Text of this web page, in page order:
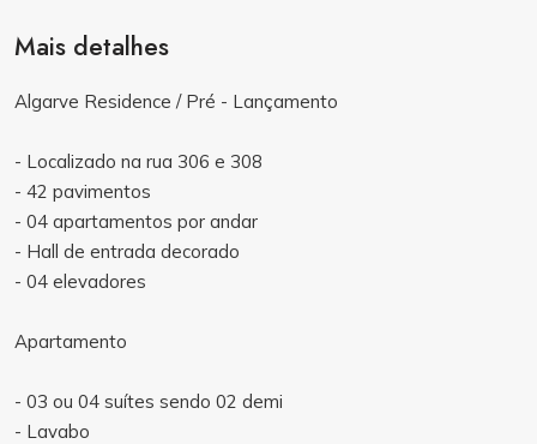
Mais detalhes
Algarve Residence / Pré - Lançamento
- Localizado na rua 306 e 308
- 42 pavimentos
- 04 apartamentos por andar
- Hall de entrada decorado
- 04 elevadores
Apartamento
- 03 ou 04 suítes sendo 02 demi
- Lavabo